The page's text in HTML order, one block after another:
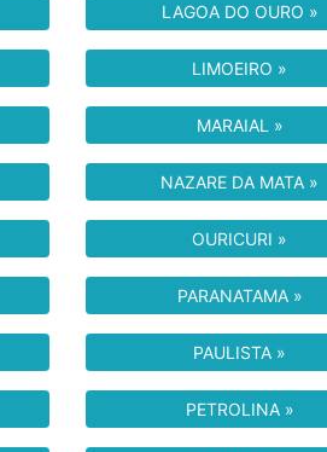
LAGOA DO OURO »
LIMOEIRO »
MARAIAL »
NAZARE DA MATA »
OURICURI »
PARANATAMA »
PAULISTA »
PETROLINA »